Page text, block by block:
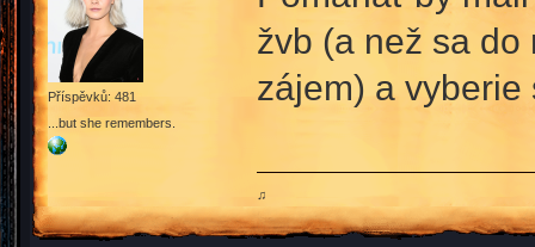
Příspěvků: 481
...but she remembers.
žvb (a než sa
zájem) a vyberie
♫